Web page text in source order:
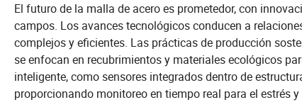
El futuro de la malla de acero es prometedor, con
campos. Los avances tecnológicos conducen a
complejos y eficientes. Las prácticas de producción
se enfocan en recubrimientos y materiales ecológicos
inteligente, como sensores integrados dentro de
proporcionando monitoreo en tiempo real para el estrés